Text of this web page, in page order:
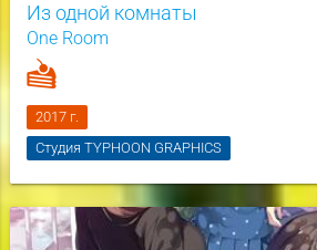
Из одной комнаты
One Room
2017 г.
Студия TYPHOON GRAPHICS